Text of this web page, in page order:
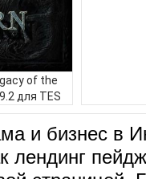
of the
для TES
и бизнес в
лендинг